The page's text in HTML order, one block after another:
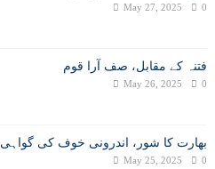
May 27, 2025 0
فتنہ کے مقابل، صف آرا قوم
May 26, 2025 0
بھارت کا شور، اندرونی خوف کی گواہی
May 25, 2025 0